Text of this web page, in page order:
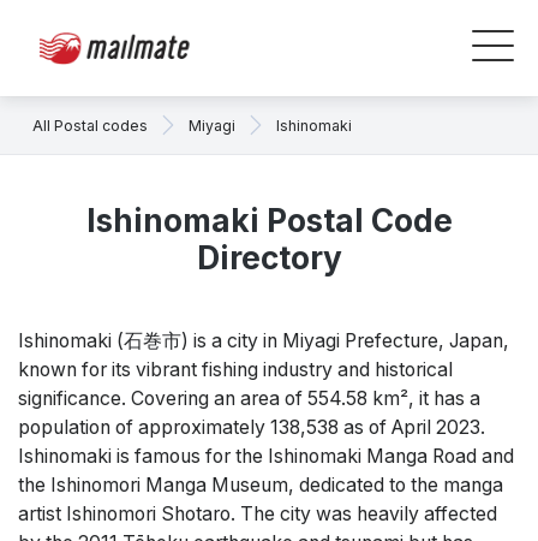
All Postal codes Miyagi Ishinomaki
Ishinomaki Postal Code
Directory
Ishinomaki (石巻市) is a city in Miyagi Prefecture, Japan,
known for its vibrant fishing industry and historical
significance. Covering an area of 554.58 km², it has a
population of approximately 138,538 as of April 2023.
Ishinomaki is famous for the Ishinomaki Manga Road and
the Ishinomori Manga Museum, dedicated to the manga
artist Ishinomori Shotaro. The city was heavily affected